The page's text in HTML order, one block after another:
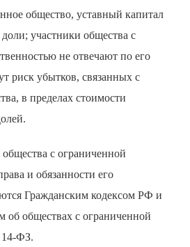
общество, уставный капитал
доли; участники общества с
не отвечают по его
риск убытков, связанных с
в пределах стоимости
с ограниченной
и обязанности его
Гражданским кодексом РФ и
об обществах с ограниченной
14-ФЗ.